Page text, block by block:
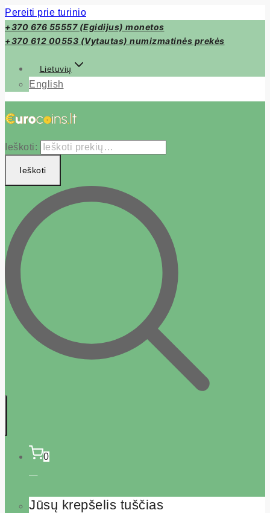
Pereiti prie turinio
+370 676 55557 (Egidijus) monetos
+370 612 00553 (Vytautas) numizmatinės prekės
Lietuvių
English
Ieškoti:
Ieškoti
0
Jūsų krepšelis tuščias